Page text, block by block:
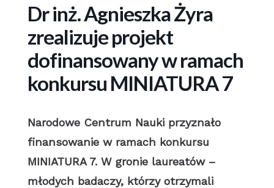
Dr inż. Agnieszka Żyra
zrealizuje projekt
dofinansowany w ramach
konkursu MINIATURA 7
Narodowe Centrum Nauki przyznało
finansowanie w ramach konkursu
MINIATURA 7. W gronie laureatów –
młodych badaczy, którzy otrzymali